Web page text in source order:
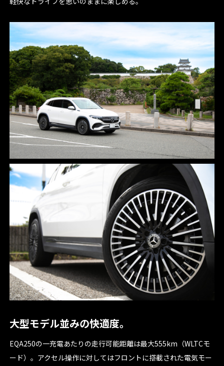
大型モデル並みの快適度。
EQA250の一充電あたりの走行可能距離は最大555km（WLTCモ
ード）。アクセル操作に対してはフロントに搭載された電気モー